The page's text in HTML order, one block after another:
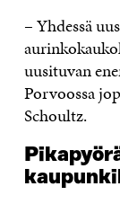
– Yhdessä
uusituvan
Porvoossa
Schoultz.